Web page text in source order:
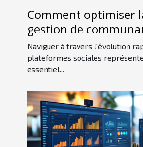
Comment optimiser
gestion de
les nouvelles
sociales ?
Naviguer à travers l'évolution
plateformes sociales
essentiel...